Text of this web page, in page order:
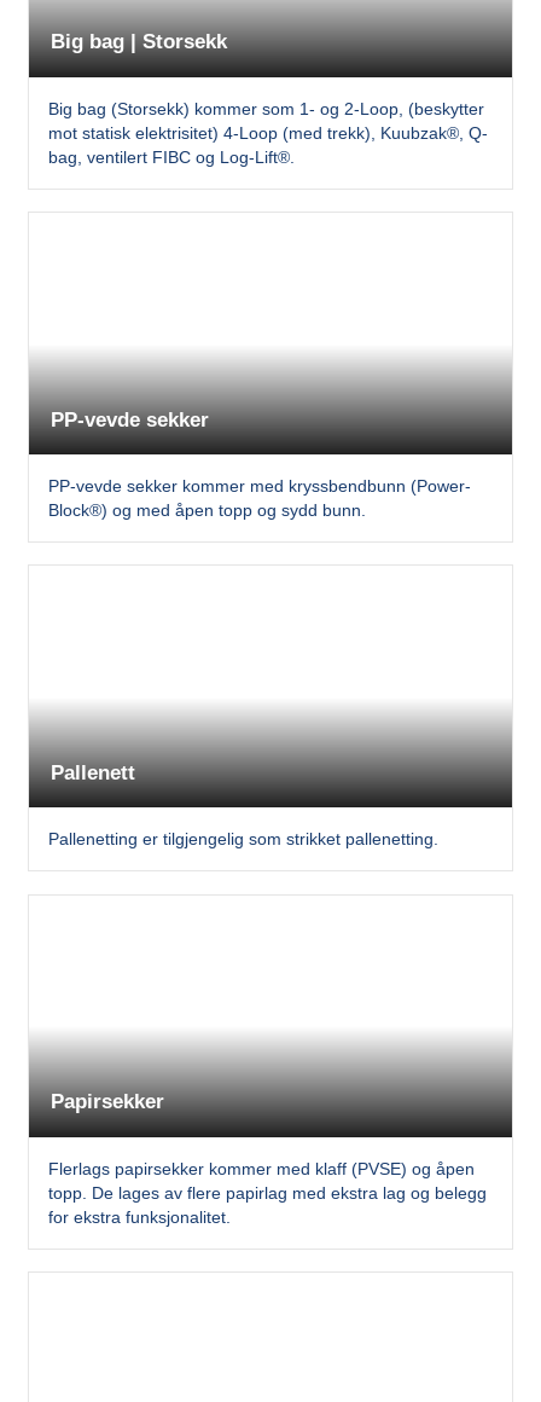
Big bag | Storsekk
Big bag (Storsekk) kommer som 1- og 2-Loop, (beskytter
mot statisk elektrisitet) 4-Loop (med trekk), Kuubzak®, Q-
bag, ventilert FIBC og Log-Lift®.
PP-vevde sekker
PP-vevde sekker kommer med kryssbendbunn (Power-
Block®) og med åpen topp og sydd bunn.
Pallenett
Pallenetting er tilgjengelig som strikket pallenetting.
Papirsekker
Flerlags papirsekker kommer med klaff (PVSE) og åpen
topp. De lages av flere papirlag med ekstra lag og belegg
for ekstra funksjonalitet.